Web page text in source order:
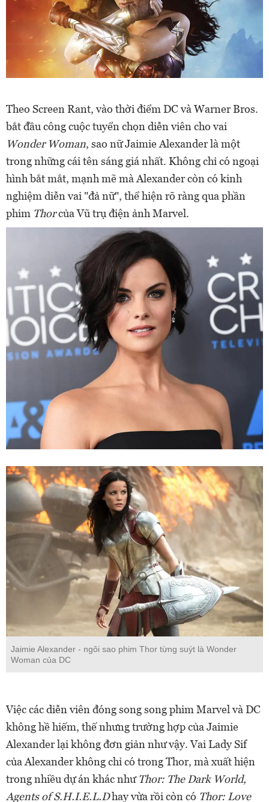
Theo Screen Rant, vào thời điểm DC và Warner Bros.
bắt đầu công cuộc tuyển chọn diễn viên cho vai
Wonder Woman, sao nữ Jaimie Alexander là một
trong những cái tên sáng giá nhất. Không chỉ có ngoại
hình bắt mắt, mạnh mẽ mà Alexander còn có kinh
nghiệm diễn vai "đả nữ", thể hiện rõ ràng qua phần
phim Thorcủa Vũ trụ điện ảnh Marvel.
Jaimie Alexander - ngôi sao phim Thor từng suýt là Wonder
Woman của DC
Việc các diễn viên đóng song song phim Marvel và DC
không hề hiếm, thế nhưng trường hợp của Jaimie
Alexander lại không đơn giản như vậy. Vai Lady Sif
của Alexander không chỉ có trong Thor, mà xuất hiện
trong nhiều dự án khác nhưThor: The Dark World,
Agents of S.H.I.E.L.Dhay vừa rồi còn có Thor: Love